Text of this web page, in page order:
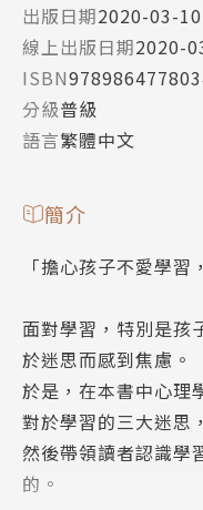
出版日期2020-03-10
線上出版日期2020-
ISBN
分級普級
語言繁體中文
簡介
「擔心孩子不愛學習
面對學習，特別是孩
於迷思而感到焦慮。
於是，在本書中心理
對於學習的三大迷思，
然後帶領讀者認識學
的。